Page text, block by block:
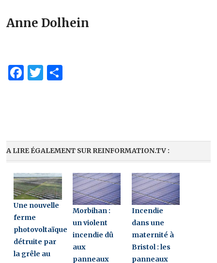
Anne Dolhein
Facebook
Twitter
A LIRE ÉGALEMENT SUR REINFORMATION.TV :
Une nouvelle
ferme
photovoltaïque
détruite par
la grêle au
Morbihan :
un violent
incendie dû
aux
panneaux
Incendie
dans une
maternité à
Bristol : les
panneaux